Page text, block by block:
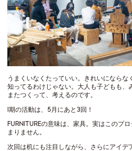
うまくいなくたっていい。きれいにならな
知ってるわけじゃない。大人も子どもも、
またつくって、考えるのです。
I期の活動は、5月にあと3回！
FURNITUREの意味は、家具。実はこのプ
まりません。
次回は机にも注目しながら、さらにアイデ